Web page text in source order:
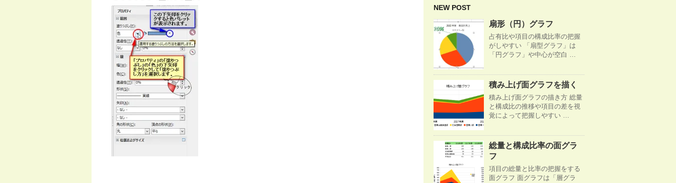
NEW POST
扇形（円）グラフ
占有比や項目の構成比率の把握
がしやすい 「扇型グラフ」は
「円グラフ」や中心が空白 …
積み上げ面グラフを描く
積み上げ面グラフの描き方 総量
と構成比の推移や項目の差を視
覚によって把握しやすい …
総量と構成比率の面グラ
フ
項目の総量と比率の把握をする
面グラフ 面グラフは「層グラ